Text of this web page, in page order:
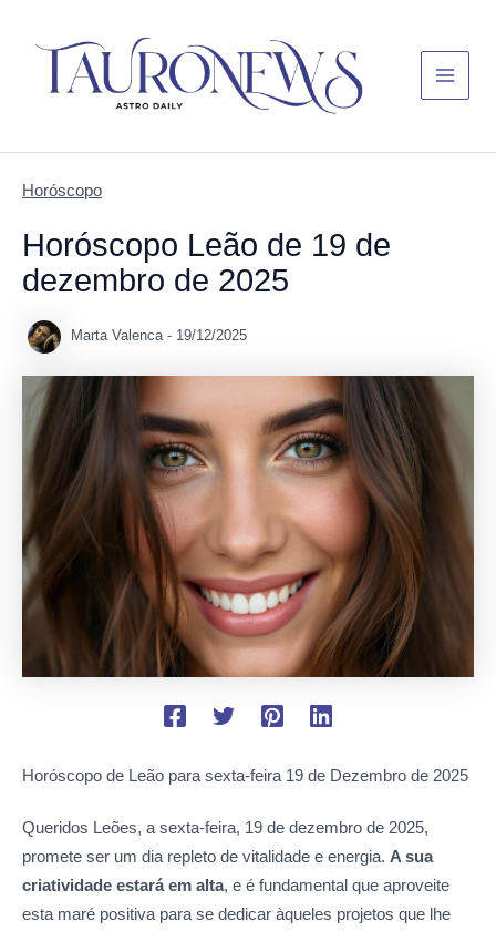
Menu
Horóscopo
Horóscopo Leão de 19 de
dezembro de 2025
Marta Valenca - 19/12/2025
Horóscopo de Leão para sexta-feira 19 de Dezembro de 2025
Queridos Leões, a sexta-feira, 19 de dezembro de 2025,
promete ser um dia repleto de vitalidade e energia. A sua
criatividade estará em alta, e é fundamental que aproveite
esta maré positiva para se dedicar àqueles projetos que lhe